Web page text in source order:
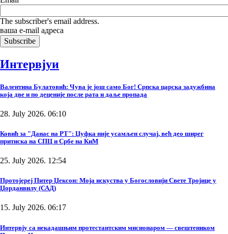
The subscriber's email address.
ваша е-mail адреса
Интервјуи
Валентина Булатовић: Чува је још само Бог! Српска царска задужбина
која две и по деценије после рата и даље пропада
28. July 2026. 06:10
Ковић за "Данас на РТ": Џуфка није усамљен случај, већ део ширег
притиска на СПЦ и Србе на КиМ
25. July 2026. 12:54
Протојереј Питер Џексон: Моја искуства у Богословији Свете Тројице у
Џорданвилу (САД)
15. July 2026. 06:17
Интервју са некадашњим протестантским мисионаром — свештеником